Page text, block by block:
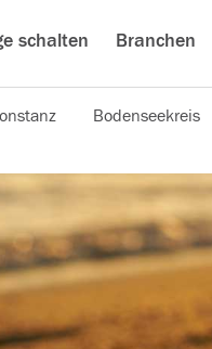
schalten Branchen
Bodenseekreis